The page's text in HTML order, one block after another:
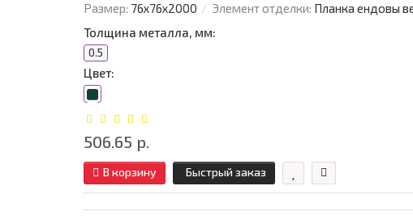
Размер: 76х76х2000 Элемент отделки: Планка ендовы
Толщина металла, мм:
0.5
Цвет:
506.65 р.
В корзину Быстрый заказ